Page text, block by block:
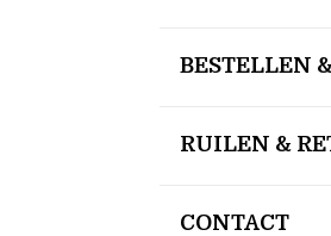
BESTELLEN
RUILEN &
CONTACT